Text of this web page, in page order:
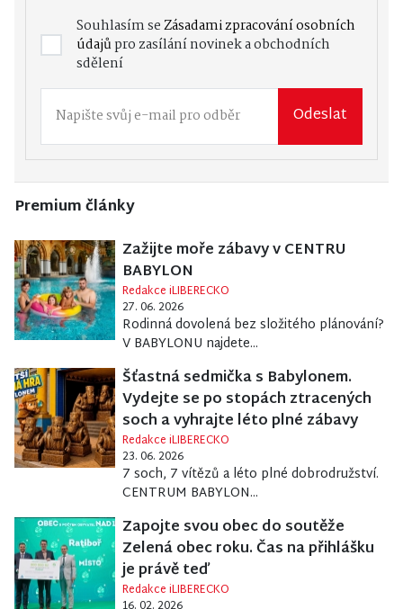
Souhlasím seZásadami zpracování osobních
údajůpro zasílání novinek a obchodních
sdělení
Odeslat
Premium články
Zažijte moře zábavy v CENTRU
BABYLON
Redakce iLIBERECKO
27. 06. 2026
Rodinná dovolená bez složitého plánování?
V BABYLONU najdete...
Šťastná sedmička s Babylonem.
Vydejte se po stopách ztracených
soch a vyhrajte léto plné zábavy
Redakce iLIBERECKO
23. 06. 2026
7 soch, 7 vítězů a léto plné dobrodružství.
CENTRUM BABYLON...
Zapojte svou obec do soutěže
Zelená obec roku. Čas na přihlášku
je právě teď
Redakce iLIBERECKO